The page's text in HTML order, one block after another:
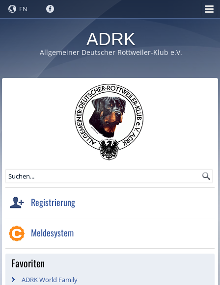
EN
ADRK
Allgemeiner Deutscher Rottweiler-Klub e.V.
Registrierung
Meldesystem
Favoriten
ADRK World Family